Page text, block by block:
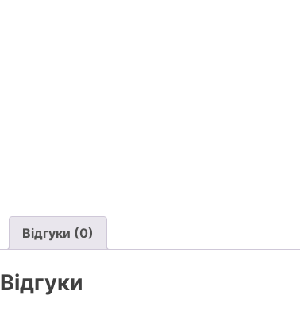
Відгуки (0)
Відгуки